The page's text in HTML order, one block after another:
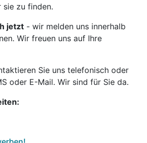
sie zu finden.
jetzt - wir melden uns innerhalb
Wir freuen uns auf Ihre
Sie uns telefonisch oder
oder E-Mail. Wir sind für Sie da.